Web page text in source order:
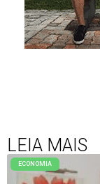
LEIA MAIS
ECONOMIA